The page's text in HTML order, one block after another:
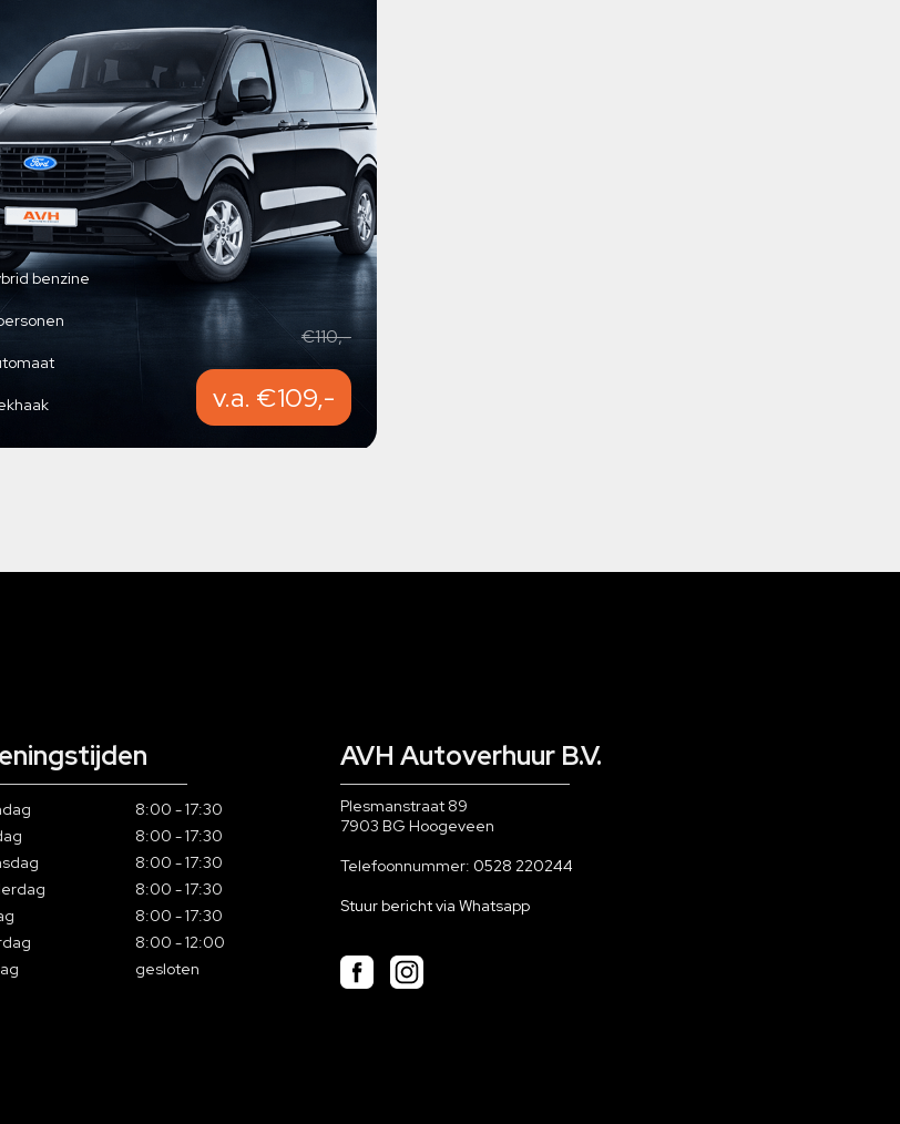
benzine
€110,-
v.a. €109,-
8:00 - 17:30
8:00 - 17:30
8:00 - 17:30
8:00 - 17:30
8:00 - 17:30
8:00 - 12:00
gesloten
AVH Autoverhuur B.V.
Plesmanstraat 89
7903 BG Hoogeveen
Telefoonnummer: 0528 220244
Stuur bericht via Whatsapp